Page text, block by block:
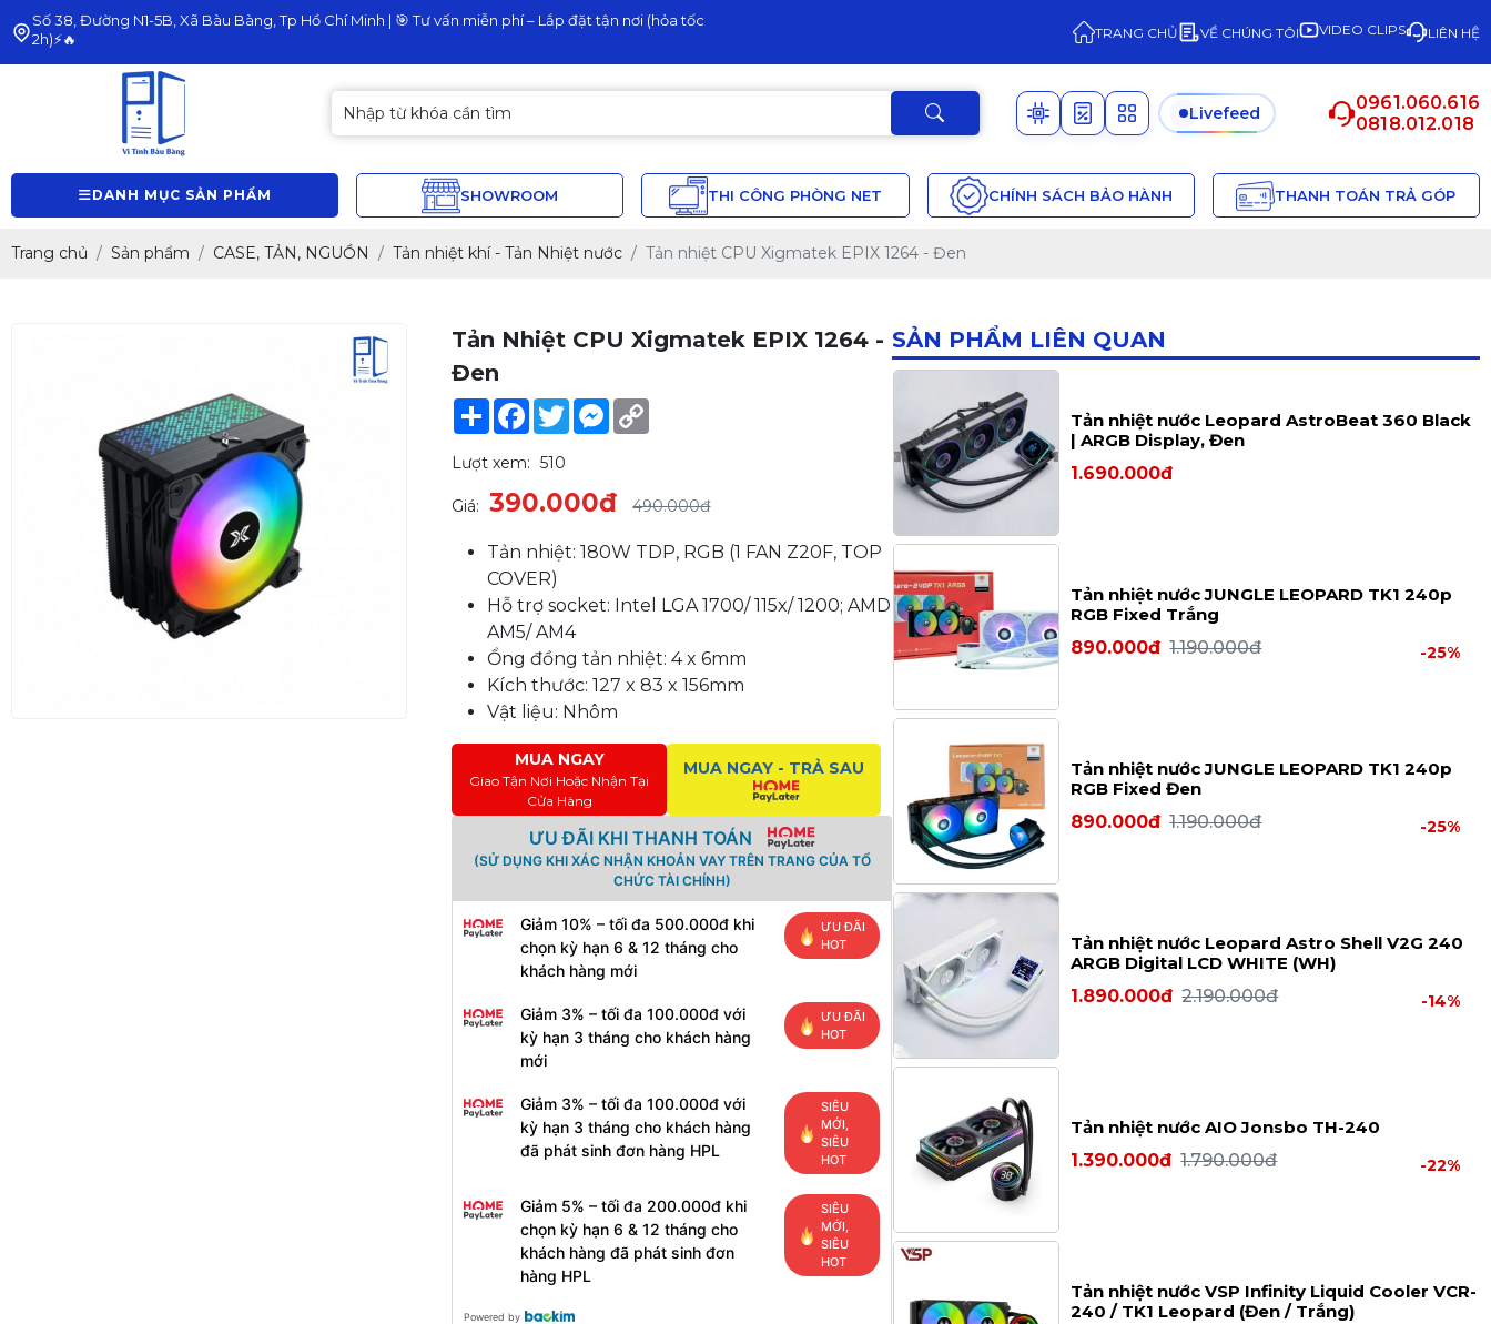
Số 38, Đường N1-5B, Xã Bàu Bàng, Tp Hồ Chí Minh | 🎯 Tư vấn miễn phí – Lắp đặt tận nơi (hỏa tốc
2h)⚡🔥
TRANG CHỦ VỀ CHÚNG TÔI VIDEO CLIPS LIÊN HỆ
Livefeed
0961.060.616
0818.012.018
DANH MỤC SẢN PHẨM SHOWROOM THI CÔNG PHÒNG NET CHÍNH SÁCH BẢO HÀNH THANH TOÁN TRẢ GÓP
Trang chủ Sản phẩm CASE, TẢN, NGUỒN Tản nhiệt khí - Tản Nhiệt nước Tản nhiệt CPU Xigmatek EPIX 1264 - Đen
Tản Nhiệt CPU Xigmatek EPIX 1264 -
Đen
ShareFacebook
TwitterMessenger
Lượt xem: 510
Giá: 390.000đ 490.000đ
Tản nhiệt: 180W TDP, RGB (1 FAN Z20F, TOP
COVER)
Hỗ trợ socket: Intel LGA 1700/ 115x/ 1200; AMD
AM5/ AM4
Ổng đồng tản nhiệt: 4 x 6mm
Kích thước: 127 x 83 x 156mm
Vật liệu: Nhôm
MUA NGAY
Giao Tận Nơi Hoặc Nhận Tại
Cửa Hàng
MUA NGAY - TRẢ SAU
ƯU ĐÃI KHI THANH TOÁN
(SỬ DỤNG KHI XÁC NHẬN KHOẢN VAY TRÊN TRANG CỦA TỔ
CHỨC TÀI CHÍNH)
Giảm 10% – tối đa 500.000đ khi
chọn kỳ hạn 6 & 12 tháng cho
khách hàng mới
ƯU ĐÃI
HOT
Giảm 3% – tối đa 100.000đ với
kỳ hạn 3 tháng cho khách hàng
mới
ƯU ĐÃI
HOT
Giảm 3% – tối đa 100.000đ với
kỳ hạn 3 tháng cho khách hàng
đã phát sinh đơn hàng HPL
SIÊU
MỚI,
SIÊU
HOT
Giảm 5% – tối đa 200.000đ khi
chọn kỳ hạn 6 & 12 tháng cho
khách hàng đã phát sinh đơn
hàng HPL
SIÊU
MỚI,
SIÊU
HOT
Powered by
SẢN PHẨM LIÊN QUAN
Tản nhiệt nước Leopard AstroBeat 360 Black
| ARGB Display, Đen
1.690.000đ
Tản nhiệt nước JUNGLE LEOPARD TK1 240p
RGB Fixed Trắng
890.000đ 1.190.000đ -25%
Tản nhiệt nước JUNGLE LEOPARD TK1 240p
RGB Fixed Đen
890.000đ 1.190.000đ -25%
Tản nhiệt nước Leopard Astro Shell V2G 240
ARGB Digital LCD WHITE (WH)
1.890.000đ 2.190.000đ -14%
Tản nhiệt nước AIO Jonsbo TH-240
1.390.000đ 1.790.000đ -22%
Tản nhiệt nước VSP Infinity Liquid Cooler VCR-
240 / TK1 Leopard (Đen / Trắng)